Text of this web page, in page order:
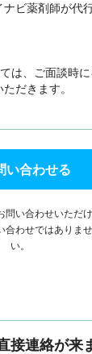
ビ薬剤師が代
は、ご面談時
だきます。
い合わせる
い合わせいただけ
わせではありま
い。
接連絡が来